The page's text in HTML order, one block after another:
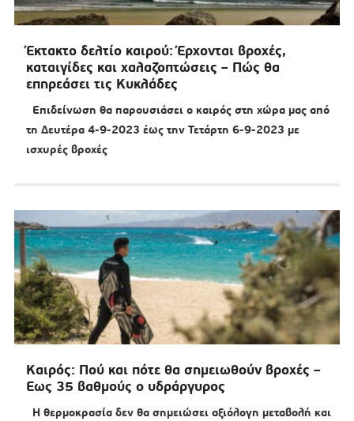
Έκτακτο δελτίο καιρού: Έρχονται βροχές,
καταιγίδες και χαλαζοπτώσεις – Πώς θα
επηρεάσει τις Κυκλάδες
Επιδείνωση θα παρουσιάσει ο καιρός στη χώρα μας από
τη Δευτέρα 4-9-2023 έως την Τετάρτη 6-9-2023 με
ισχυρές βροχές
Καιρός: Πού και πότε θα σημειωθούν βροχές –
Εως 35 βαθμούς ο υδράργυρος
Η θερμοκρασία δεν θα σημειώσει αξιόλογη μεταβολή και